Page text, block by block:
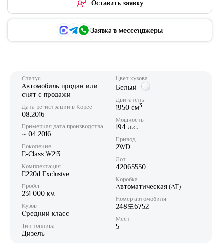
Оставить заявку
Заявка в мессенджеры
Статус
Автомобиль продан или
снят с продажи
Дата регистрации в Корее
08.2016
Примерная дата производства
~ 04.2016
Поколение
E-Class W213
Комплектация
E220d Exclusive
Пробег
231 000 км
Кузов
Средний класс
Тип топлива
Дизель
Цвет кузова
Белый
Двигатель
1950 см3
Мощность
194 л.с.
Привод
2WD
Лот
42065550
Коробка
Автоматическая (AT)
Номер автомобиля
248도6752
Мест
5